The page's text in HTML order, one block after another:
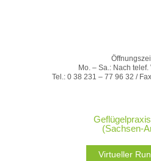
Mo. – Sa.: Nach
Tel.: 0 38 231 – 77 96 32 /
(Sachsen-
Virtueller